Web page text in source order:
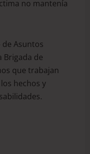
no mantenía
de Asuntos
Brigada de
que trabajan
hechos y